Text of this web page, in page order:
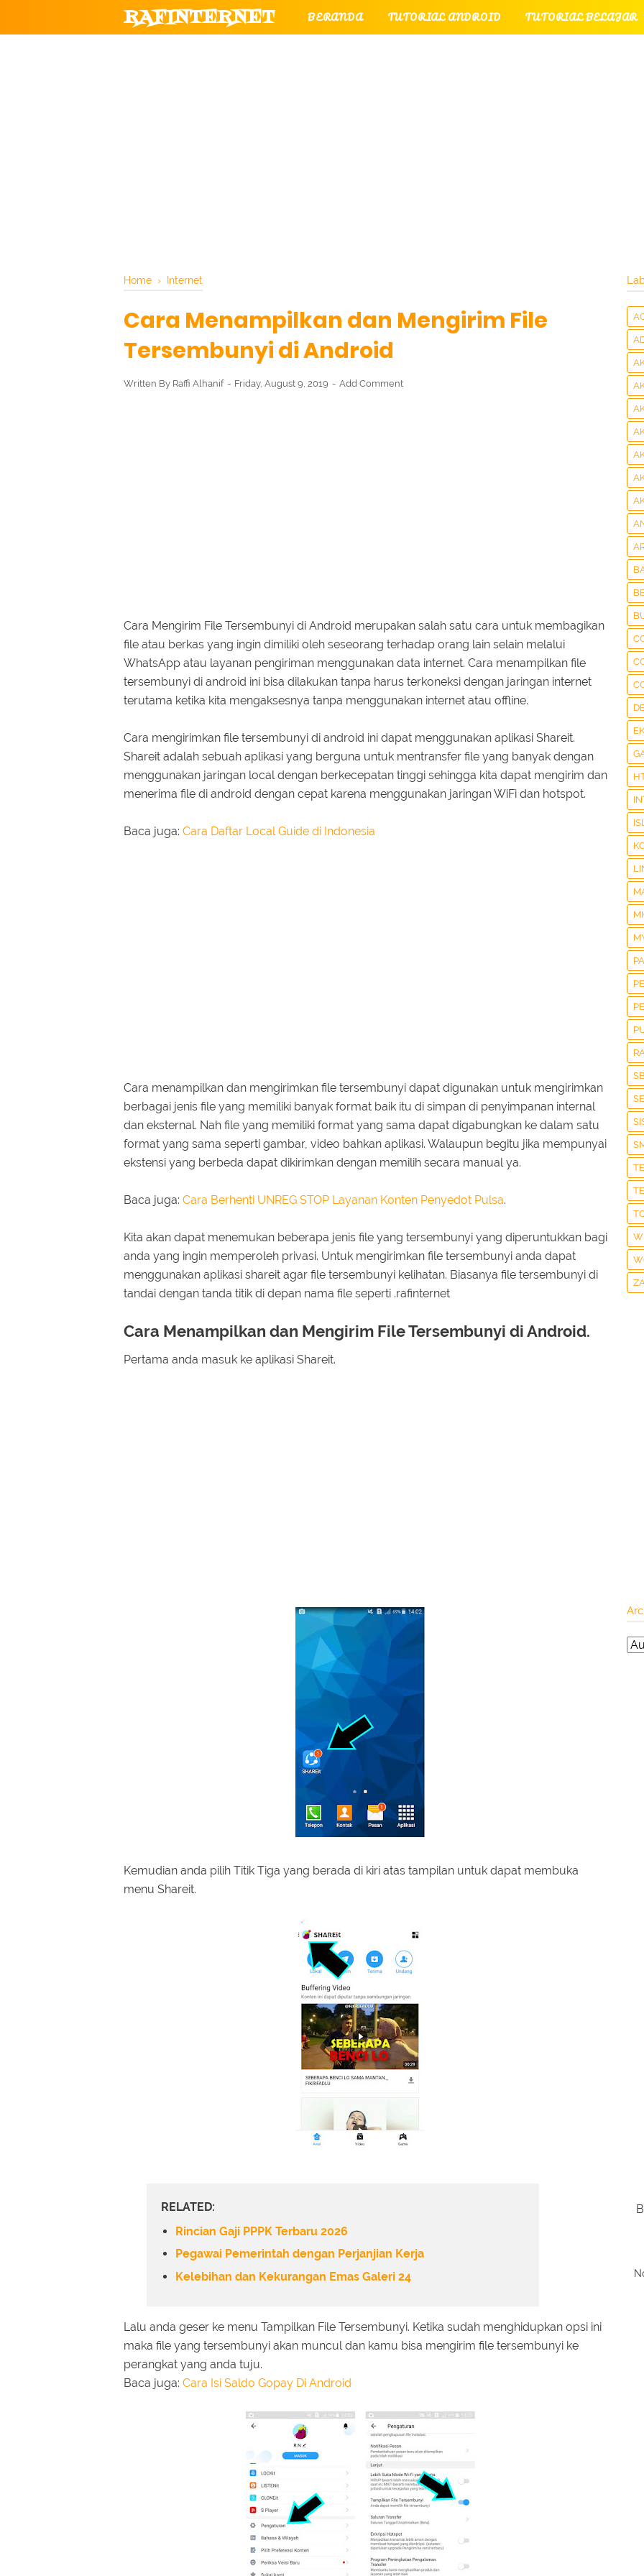
RAFINTERNET BERANDA TUTORIAL ANDROID TUTORIAL BELAJAR
Home › Internet
Cara Menampilkan dan Mengirim File
Tersembunyi di Android
Written By Raffi Alhanif Friday, August 9, 2019 Add Comment
Cara Mengirim File Tersembunyi di Android merupakan salah satu cara untuk membagikan
file atau berkas yang ingin dimiliki oleh seseorang terhadap orang lain selain melalui
WhatsApp atau layanan pengiriman menggunakan data internet. Cara menampilkan file
tersembunyi di android ini bisa dilakukan tanpa harus terkoneksi dengan jaringan internet
terutama ketika kita mengaksesnya tanpa menggunakan internet atau offline.
Cara mengirimkan file tersembunyi di android ini dapat menggunakan aplikasi Shareit.
Shareit adalah sebuah aplikasi yang berguna untuk mentransfer file yang banyak dengan
menggunakan jaringan local dengan berkecepatan tinggi sehingga kita dapat mengirim dan
menerima file di android dengan cepat karena menggunakan jaringan WiFi dan hotspot.
Baca juga: Cara Daftar Local Guide di Indonesia
Cara menampilkan dan mengirimkan file tersembunyi dapat digunakan untuk mengirimkan
berbagai jenis file yang memiliki banyak format baik itu di simpan di penyimpanan internal
dan eksternal. Nah file yang memiliki format yang sama dapat digabungkan ke dalam satu
format yang sama seperti gambar, video bahkan aplikasi. Walaupun begitu jika mempunyai
ekstensi yang berbeda dapat dikirimkan dengan memilih secara manual ya.
Baca juga: Cara Berhenti UNREG STOP Layanan Konten Penyedot Pulsa.
Kita akan dapat menemukan beberapa jenis file yang tersembunyi yang diperuntukkan bagi
anda yang ingin memperoleh privasi. Untuk mengirimkan file tersembunyi anda dapat
menggunakan aplikasi shareit agar file tersembunyi kelihatan. Biasanya file tersembunyi di
tandai dengan tanda titik di depan nama file seperti .rafinternet
Cara Menampilkan dan Mengirim File Tersembunyi di Android.
Pertama anda masuk ke aplikasi Shareit.
Kemudian anda pilih Titik Tiga yang berada di kiri atas tampilan untuk dapat membuka
menu Shareit.
RELATED:
Rincian Gaji PPPK Terbaru 2026
Pegawai Pemerintah dengan Perjanjian Kerja
Kelebihan dan Kekurangan Emas Galeri 24
Lalu anda geser ke menu Tampilkan File Tersembunyi. Ketika sudah menghidupkan opsi ini
maka file yang tersembunyi akan muncul dan kamu bisa mengirim file tersembunyi ke
perangkat yang anda tuju.
Baca juga: Cara Isi Saldo Gopay Di Android